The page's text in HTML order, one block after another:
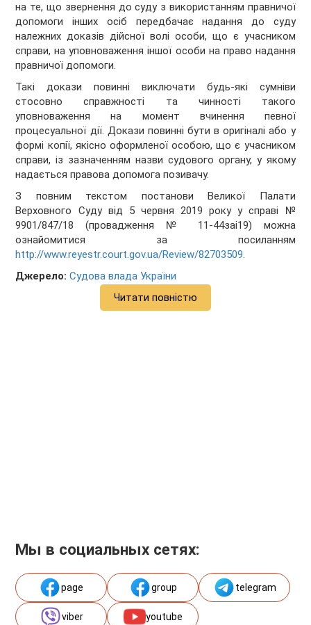
на те, що звернення до суду з використанням правничої
допомоги інших осіб передбачає надання до суду
належних доказів дійсної волі особи, що є учасником
справи, на уповноваження іншої особи на право надання
правничої допомоги.
Такі докази повинні виключати будь-які сумніви
стосовно справжності та чинності такого
уповноваження на момент вчинення певної
процесуальної дії. Докази повинні бути в оригіналі або у
формі копії, якісно оформленої особою, що є учасником
справи, із зазначенням назви судового органу, у якому
надається правова допомога позивачу.
З повним текстом постанови Великої Палати
Верховного Суду від 5 червня 2019 року у справі №
9901/847/18 (провадження № 11-44заі19) можна
ознайомитися за посиланням
http://www.reyestr.court.gov.ua/Review/82703509.
Джерело: Судова влада України
Читати повністю
Мы в социальных сетях:
page group telegram
viber youtube